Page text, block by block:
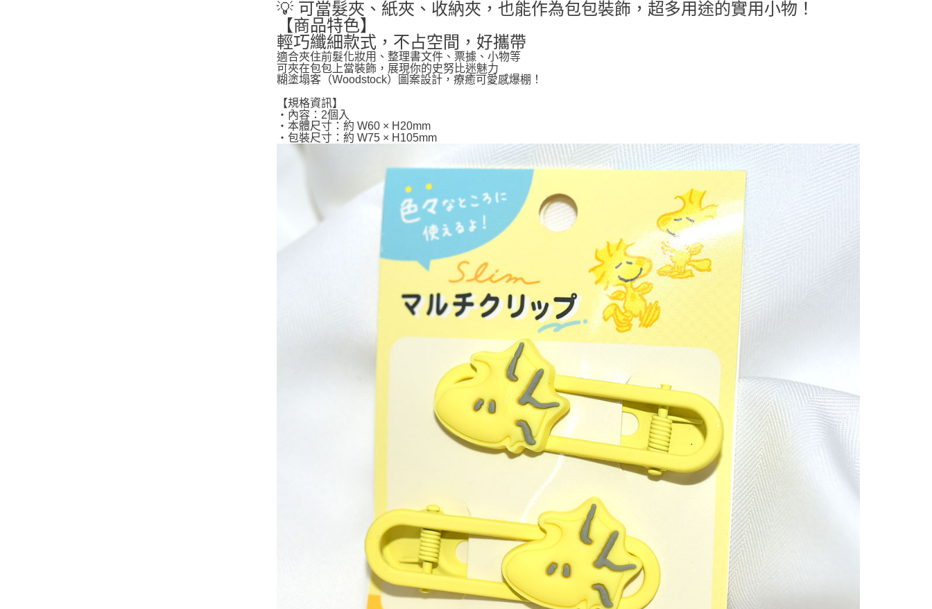
💡 可當髮夾、紙夾、收納夾，也能作為包包裝飾，超多用途的實用小物！
【商品特色】
輕巧纖細款式，不占空間，好攜帶
適合夾住前髮化妝用、整理書文件、票據、小物等
可夾在包包上當裝飾，展現你的史努比迷魅力
糊塗塌客（Woodstock）圖案設計，療癒可愛感爆棚！
【規格資訊】
・內容：2個入
・本體尺寸：約 W60 × H20mm
・包裝尺寸：約 W75 × H105mm